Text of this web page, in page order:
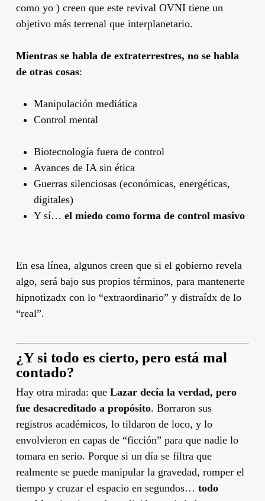
como yo ) creen que este revival OVNI tiene un
objetivo más terrenal que interplanetario.
Mientras se habla de extraterrestres, no se habla
de otras cosas:
Manipulación mediática
Control mental
Biotecnología fuera de control
Avances de IA sin ética
Guerras silenciosas (económicas, energéticas,
digitales)
Y sí… el miedo como forma de control masivo
En esa línea, algunos creen que si el gobierno revela
algo, será bajo sus propios términos, para mantenerte
hipnotizadx con lo “extraordinario” y distraídx de lo
“real”.
¿Y si todo es cierto, pero está mal
contado?
Hay otra mirada: que Lazar decía la verdad, pero
fue desacreditado a propósito. Borraron sus
registros académicos, lo tildaron de loco, y lo
envolvieron en capas de “ficción” para que nadie lo
tomara en serio. Porque si un día se filtra que
realmente se puede manipular la gravedad, romper el
tiempo y cruzar el espacio en segundos… todo